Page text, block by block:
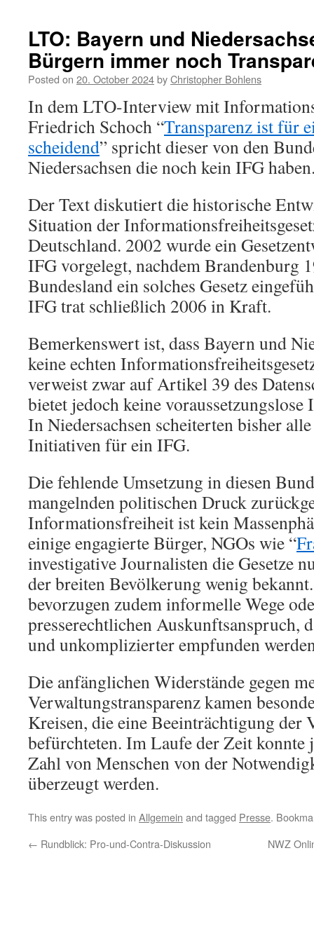
LTO: Bayern und
Bürgern immer noch
Posted on 20. October 2024byChristopher Bohlens
In dem LTO-Interview mit
Friedrich Schoch “Tran­s­pa­renz ist für
schei­dend” spricht dieser von den
Niedersachsen die noch kein IFG
Der Text diskutiert die historische
Situation der
Deutschland. 2002 wurde ein
IFG vorgelegt, nachdem Brandenburg
Bundesland ein solches Gesetz
IFG trat schließlich 2006 in Kraft.
Bemerkenswert ist, dass Bayern und
keine echten
verweist zwar auf Artikel 39 des
bietet jedoch keine
In Niedersachsen scheiterten bisher
Initiativen für ein IFG.
Die fehlende Umsetzung in diesen
mangelnden politischen Druck
Informationsfreiheit ist kein
einige engagierte Bürger, NGOs wie “
investigative Journalisten die Gesetze
der breiten Bevölkerung wenig
bevorzugen zudem informelle Wege
presserechtlichen Auskunftsanspruch,
und unkomplizierter empfunden
Die anfänglichen Widerstände gegen
Verwaltungstransparenz kamen
Kreisen, die eine Beeinträchtigung der
befürchteten. Im Laufe der Zeit konnte
Zahl von Menschen von der
überzeugt werden.
This entry was posted in Allgemein and tagged Presse.
← Rundblick: Pro-und-Contra-Diskussion NWZ